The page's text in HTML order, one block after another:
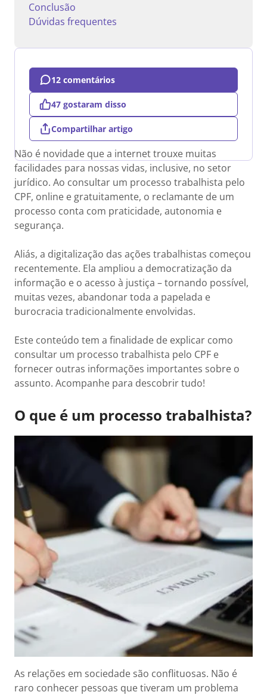
Não é novidade que a internet trouxe muitas
facilidades para nossas vidas, inclusive, no setor
jurídico. Ao consultar um processo trabalhista pelo
CPF, online e gratuitamente, o reclamante de um
processo conta com praticidade, autonomia e
segurança.
Aliás, a digitalização das ações trabalhistas começou
recentemente. Ela ampliou a democratização da
informação e o acesso à justiça – tornando possível,
muitas vezes, abandonar toda a papelada e
burocracia tradicionalmente envolvidas.
Este conteúdo tem a finalidade de explicar como
consultar um processo trabalhista pelo CPF e
fornecer outras informações importantes sobre o
assunto. Acompanhe para descobrir tudo!
O que é um processo trabalhista?
As relações em sociedade são conflituosas. Não é
raro conhecer pessoas que tiveram um problema
Conclusão
Dúvidas frequentes
12 comentários
47 gostaram disso
Compartilhar artigo